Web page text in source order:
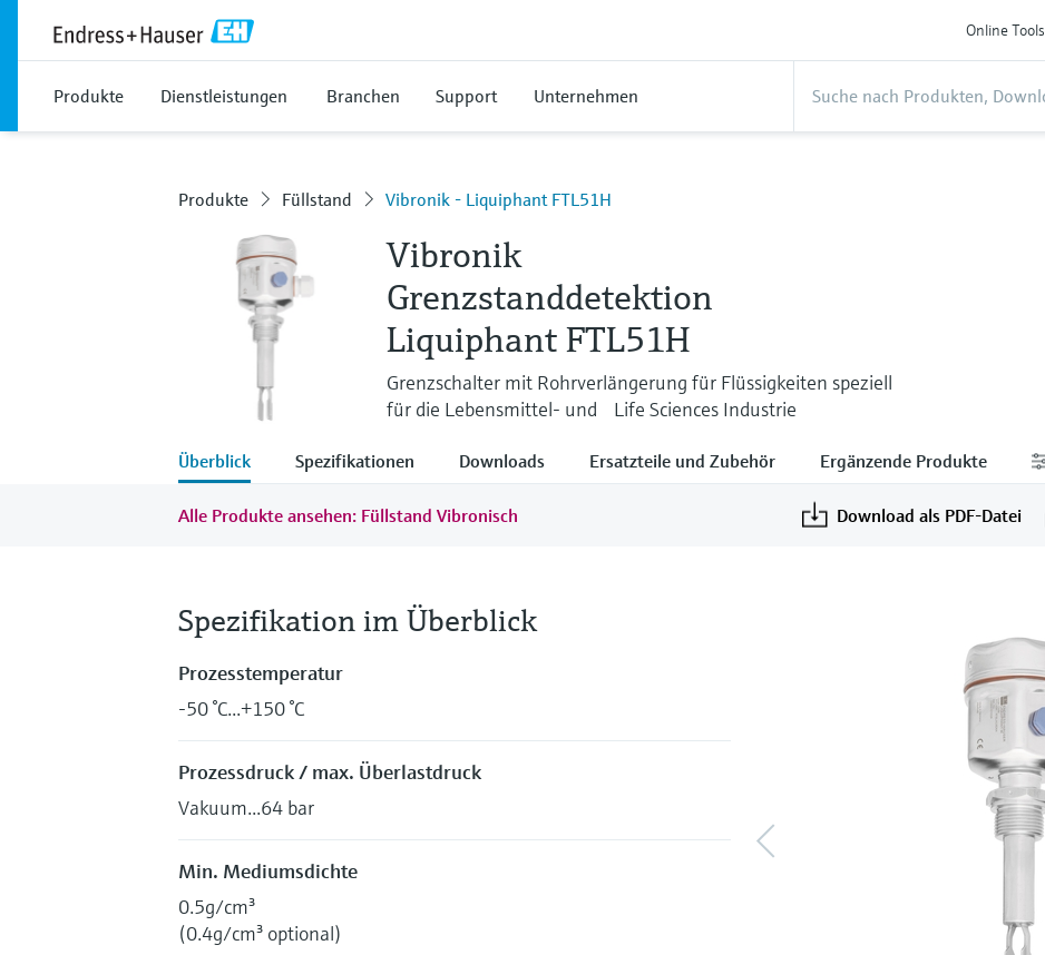
Online Tools
Produkte Dienstleistungen Branchen Support Unternehmen
Produkte Füllstand Vibronik - Liquiphant FTL51H
Vibronik
Grenzstanddetektion
Liquiphant FTL51H
Grenzschalter mit Rohrverlängerung für Flüssigkeiten speziell
für die Lebensmittel- und Life Sciences Industrie
Überblick Spezifikationen Downloads Ersatzteile und Zubehör Ergänzende Produkte
Alle Produkte ansehen: Füllstand Vibronisch Download als PDF-Datei
Spezifikation im Überblick
Prozesstemperatur
-50 °C...+150 °C
Prozessdruck / max. Überlastdruck
Vakuum...64 bar
Min. Mediumsdichte
0.5g/cm³
(0.4g/cm³ optional)